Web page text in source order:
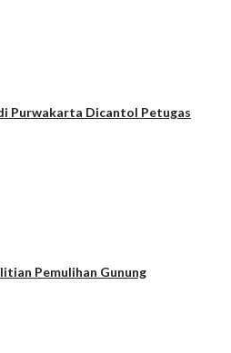
Purwakarta Dicantol Petugas
Pemulihan Gunung